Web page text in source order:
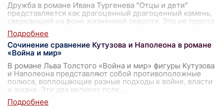
Дружба в романе Ивана Тургенева "Отцы и дети"
представляется как драгоценный драгоценный камень,
сверкающий на фоне жизненной серости. Это не просто
приятельские отношения между ге
Сочинение сравнение Кутузова и Наполеона в романе
«Война и мир»
В романе Льва Толстого «Война и мир» фигуры Кутузова
и Наполеона представляют собой противоположные
полюса, воплощающие разные подходы к войне, власти
и жизни. Эти два великих полк